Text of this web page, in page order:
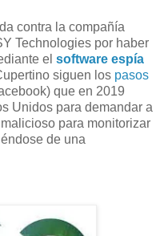
contra la compañía
Technologies por haber
el software espía
siguen los pasos
que en 2019
Unidos para demandar a
para monitorizar
de una